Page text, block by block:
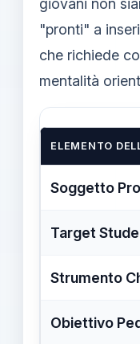
"pronti" a
che richiede
mentalità
ELEMENTO
Soggetto
Target
Strumento
Obiettivo